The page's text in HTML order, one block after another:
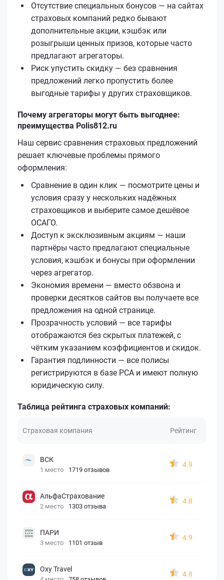
Отсутствие специальных бонусов — на сайтах
страховых компаний редко бывают
дополнительные акции, кэшбэк или
розыгрыши ценных призов, которые часто
предлагают агрегаторы.
Риск упустить скидку — без сравнения
предложений легко пропустить более
выгодные тарифы у других страховщиков.
Почему агрегаторы могут быть выгоднее:
преимущества Polis812.ru
Наш сервис сравнения страховых предложений
решает ключевые проблемы прямого
оформления:
Сравнение в один клик — посмотрите цены и
условия сразу у нескольких надёжных
страховщиков и выберите самое дешёвое
ОСАГО.
Доступ к эксклюзивным акциям — наши
партнёры часто предлагают специальные
условия, кэшбэк и бонусы при оформлении
через агрегатор.
Экономия времени — вместо обзвона и
проверки десятков сайтов вы получаете все
предложения на одной странице.
Прозрачность условий — все тарифы
отображаются без скрытых платежей, с
чётким указанием коэффициентов и скидок.
Гарантия подлинности — все полисы
регистрируются в базе РСА и имеют полную
юридическую силу.
Таблица рейтинга страховых компаний:
Страховая компания Рейтинг
ВСК
1 место 1719 отзывов
4.9
АльфаСтрахование
2 место 1303 отзыва
4.8
ПАРИ
3 место 1101 отзыв
4.9
Oxy Travel
4.8